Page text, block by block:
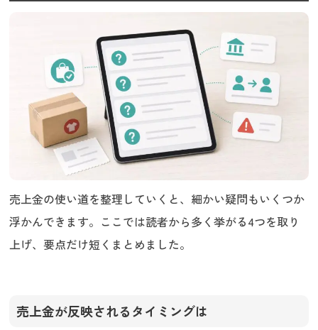
売上金の使い道を整理していくと、細かい疑問もいくつか
浮かんできます。ここでは読者から多く挙がる4つを取り
上げ、要点だけ短くまとめました。
売上金が反映されるタイミングは